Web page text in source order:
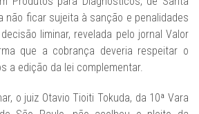
não ficar sujeita à sanção e penalidades
liminar, revelada pelo jornal Valor
que a cobrança deveria respeitar o
a edição da lei complementar.
o juiz Otavio Tioiti Tokuda, da 10ª Vara